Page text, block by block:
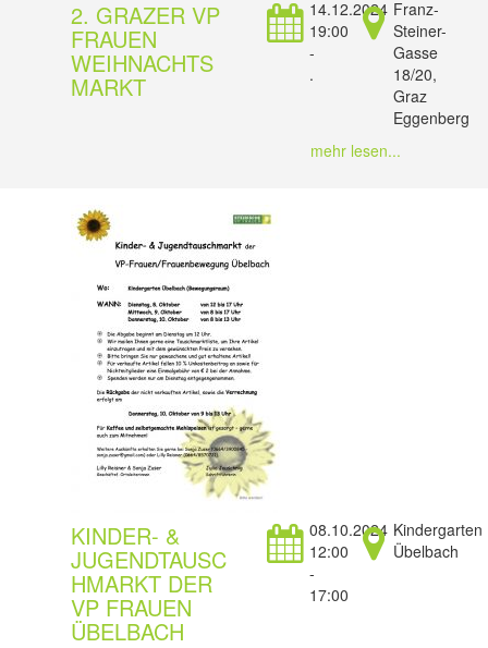
2. GRAZER VP
FRAUEN
WEIHNACHTS
MARKT
14.12.2024
19:00
-
.
Franz-
Steiner-
Gasse
18/20,
Graz
Eggenberg
mehr lesen...
KINDER- &
JUGENDTAUSC
HMARKT DER
VP FRAUEN
ÜBELBACH
08.10.2024
12:00
-
17:00
Kindergarten
Übelbach